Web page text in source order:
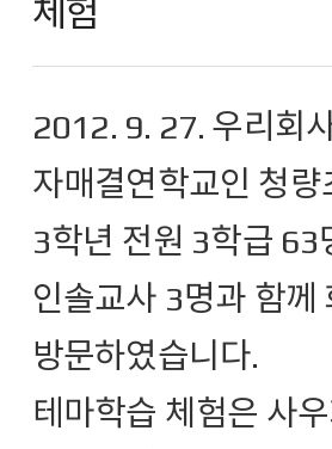
체험
2012. 9. 27. 우리회
자매결연학교인 청량
3학년 전원 3학급 63
인솔교사 3명과 함께
방문하였습니다.
테마학습 체험은 사